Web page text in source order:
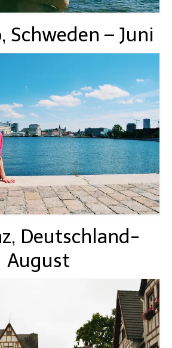
Schweden – Juni
Deutschland-
August